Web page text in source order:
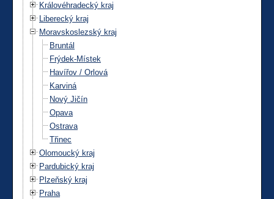
Královéhradecký kraj
Liberecký kraj
Moravskoslezský kraj
Bruntál
Frýdek-Místek
Havířov / Orlová
Karviná
Nový Jičín
Opava
Ostrava
Třinec
Olomoucký kraj
Pardubický kraj
Plzeňský kraj
Praha